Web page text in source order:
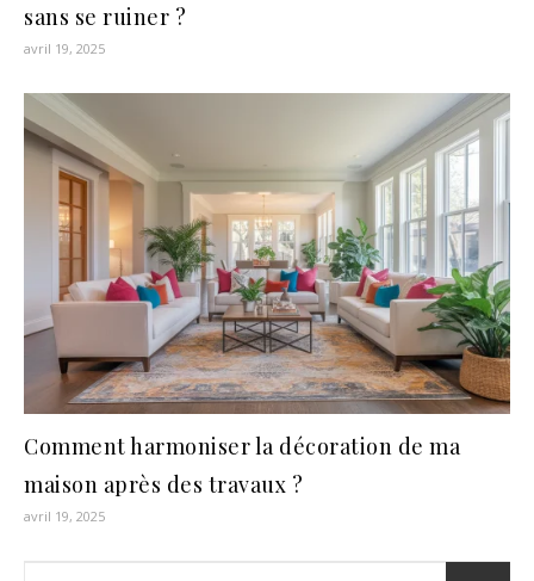
sans se ruiner ?
avril 19, 2025
Comment harmoniser la décoration de ma
maison après des travaux ?
avril 19, 2025